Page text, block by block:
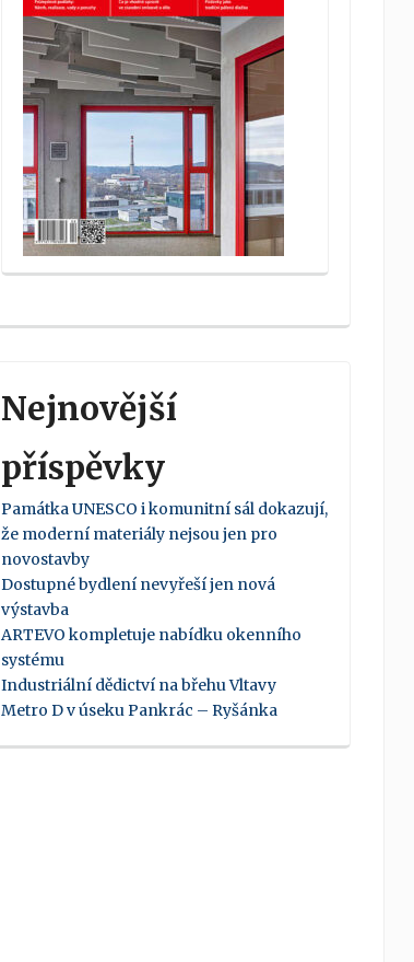
Nejnovější
příspěvky
Památka UNESCO i komunitní sál dokazují,
že moderní materiály nejsou jen pro
novostavby
Dostupné bydlení nevyřeší jen nová
výstavba
ARTEVO kompletuje nabídku okenního
systému
Industriální dědictví na břehu Vltavy
Metro D v úseku Pankrác – Ryšánka